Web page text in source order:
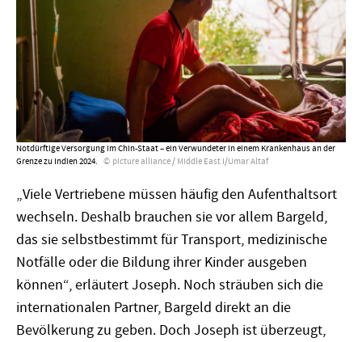
Notdürftige Versorgung im Chin-Staat – ein Verwundeter in einem Krankenhaus an der
Grenze zu Indien 2024.
picture alliance / Middle East I/Umar Altaf
„Viele Vertriebene müssen häufig den Aufenthaltsort
wechseln. Deshalb brauchen sie vor allem Bargeld,
das sie selbstbestimmt für Transport, medizinische
Notfälle oder die Bildung ihrer Kinder ausgeben
können“, erläutert Joseph. Noch sträuben sich die
internationalen Partner, Bargeld direkt an die
Bevölkerung zu geben. Doch Joseph ist überzeugt,